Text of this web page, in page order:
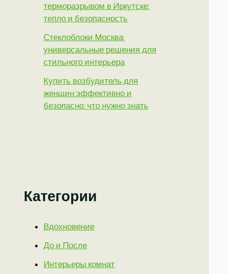
терморазрывом в Иркутске:
тепло и безопасность
Стеклоблоки Москва:
универсальные решения для
стильного интерьера
Купить возбудитель для
женщин эффективно и
безопасно: что нужно знать
Категории
Вдохновение
До и После
Интерьеры комнат